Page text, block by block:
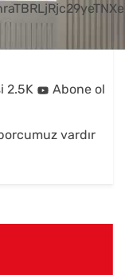
2.5K Abone ol
vardır